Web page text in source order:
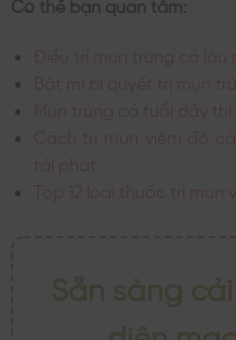
Có thể bạn quan tâm: